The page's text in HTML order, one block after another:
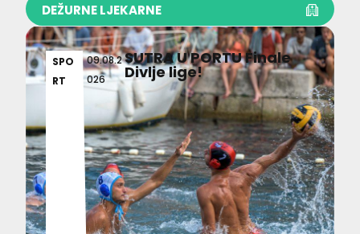
DEŽURNE LJEKARNE
SPO
RT
09.08.2
026
SUTRA U PORTU Finale
Divlje lige!